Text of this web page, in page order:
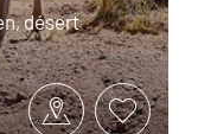
désert